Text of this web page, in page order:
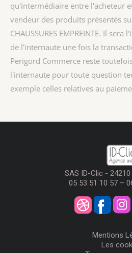
qu'intermédiaire entre l'acheteur
vendeur des produits présentés
CHAUSSURES EMPREINTE. Il sera
de l'internaute une fois la
Perigord Commerce reste
l'internaute pour toute question
exemple celles relatives au
SAS ID-Clic -
05 53 51 10 57 –
Mentions
Les